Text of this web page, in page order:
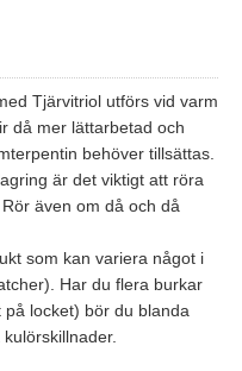
Tjärvitriol utförs vid varm
då mer lättarbetad och
behöver tillsättas.
är det viktigt att röra
även om då och då
som kan variera något i
Har du flera burkar
locket) bör du blanda